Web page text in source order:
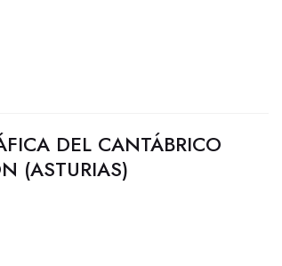
DEL CANTÁBRICO
(ASTURIAS)